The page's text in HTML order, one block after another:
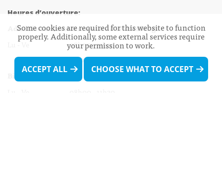
Heures d’ouverture:
Administration communale de Walferdange
Lu - Ve 08h00 - 11h30
13h30 - 16h00
Biergercenter
Some cookies are required for this website to function
properly. Additionally, some external services require
your permission to work.
ACCEPT ALL CHOOSE WHAT TO ACCEPT